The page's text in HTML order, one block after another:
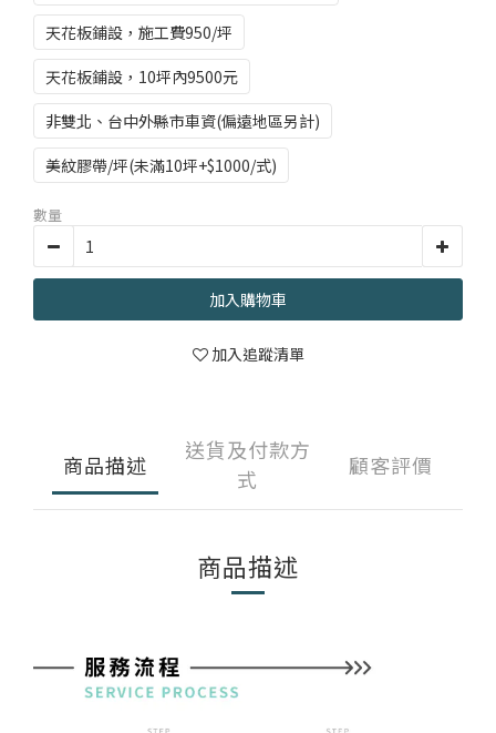
高密度隔音毯
嬰幼兒爬爬地墊
木地板清潔
壁紙DIY
天花板鋪設，施工費950/坪
天花板鋪設，10坪內9500元
非雙北、台中外縣市車資(偏遠地區另計)
美紋膠帶/坪(未滿10坪+$1000/式)
數量
加入購物車
加入追蹤清單
商品描述
送貨及付款方
式
顧客評價
商品描述